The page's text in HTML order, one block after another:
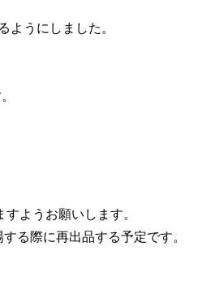
うにしました。
ようお願いします。
る際に再出品する予定です。